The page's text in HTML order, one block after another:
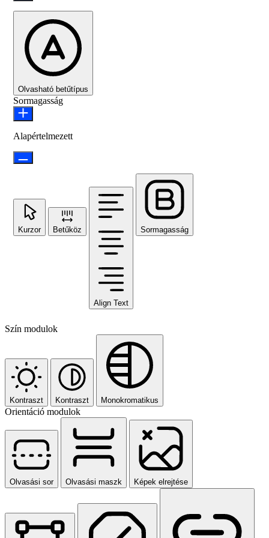
Olvasható betűtípus
Sormagasság
Alapértelmezett
Kurzor Betűköz
Align Text
Sormagasság
Szín modulok
Kontraszt Kontraszt Monokromatikus
Orientáció modulok
Olvasási sor Olvasási maszk Képek elrejtése